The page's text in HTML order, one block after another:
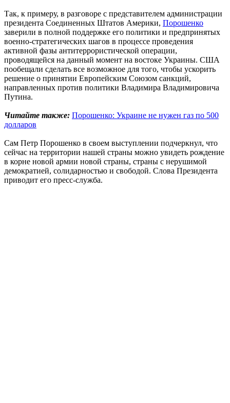
Так, к примеру, в разговоре с представителем администрации
президента Соединенных Штатов Америки, Порошенко
заверили в полной поддержке его политики и предпринятых
военно-стратегических шагов в процессе проведения
активной фазы антитеррористической операции,
проводящейся на данный момент на востоке Украины. США
пообещали сделать все возможное для того, чтобы ускорить
решение о принятии Европейским Союзом санкций,
направленных против политики Владимира Владимировича
Путина.
Читайте также: Порошенко: Украине не нужен газ по 500
долларов
Сам Петр Порошенко в своем выступлении подчеркнул, что
сейчас на территории нашей страны можно увидеть рождение
в корне новой армии новой страны, страны с нерушимой
демократией, солидарностью и свободой. Слова Президента
приводит его пресс-служба.